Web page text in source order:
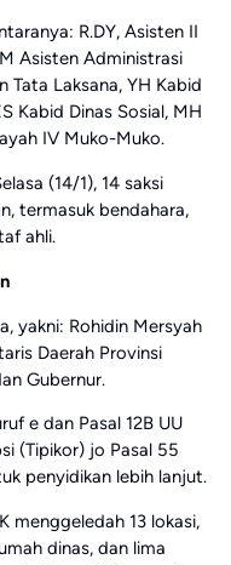
R.DY, Asisten II
Asisten Administrasi
Tata Laksana, YH Kabid
Kabid Dinas Sosial, MH
IV Muko-Muko.
(14/1), 14 saksi
termasuk bendahara,
ahli.
yakni: Rohidin Mersyah
Daerah Provinsi
Gubernur.
e dan Pasal 12B UU
(Tipikor) jo Pasal 55
penyidikan lebih lanjut.
menggeledah 13 lokasi,
dinas, dan lima